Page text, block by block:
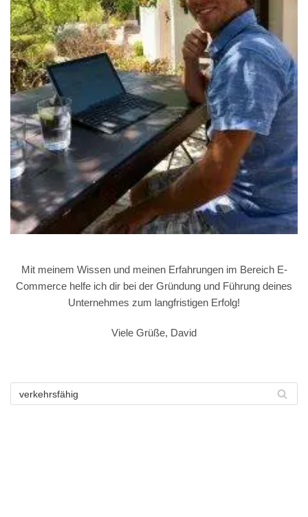
Mit meinem Wissen und meinen Erfahrungen im Bereich E-
Commerce helfe ich dir bei der Gründung und Führung deines
Unternehmes zum langfristigen Erfolg!
Viele Grüße, David